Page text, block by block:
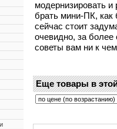
модернизировать
брать мини-ПК, как
сейчас стоит
очевидно, за
советы вам ни к
Еще товары в